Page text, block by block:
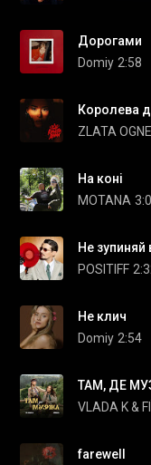
Дорогами
Domiy 2:58
Королева
ZLATA
На коні
MOTANA
Не зупиняй
POSITIFF
Не клич
Domiy 2:54
ТАМ, ДЕ
VLADA K &
farewell